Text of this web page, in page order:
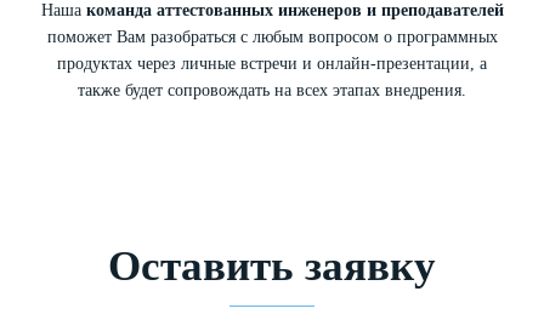
Наша команда аттестованных инженеров и преподавателей
поможет Вам разобраться с любым вопросом о программных
продуктах через личные встречи и онлайн-презентации, а
также будет сопровождать на всех этапах внедрения.
Оставить заявку